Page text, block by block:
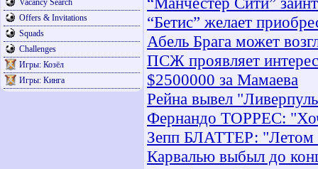
Vacancy Search
Offers & Invitations
Squads
Challenges
Игры: Козёл
Игры: Кинга
“Бетис” желает
Абель Брага может
ПСЖ проявляет
$2500000 за Мамаева
Рейна вывел
Фернандо ТОРРЕС:
Зепп БЛАТТЕР: "Летом
Карвалью выбыл до